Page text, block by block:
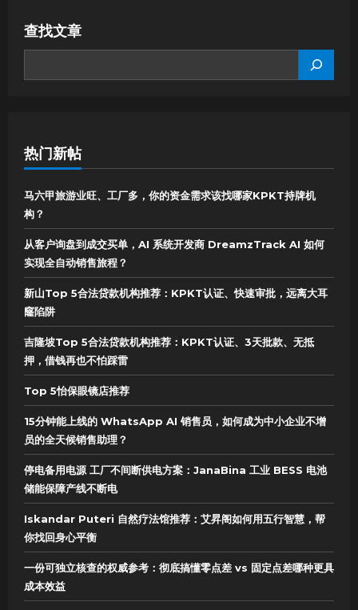
查找文章
热门新帖
马六甲旅游业旺、工厂多，你的资金需求该找哪家KPKT持牌机
构？
从客户询盘到成交买单，AI 系统开发商 DreamzTrack AI 如何
实现全自动销售旅程？
新山Top 5合法贷款机构推荐：KPKT认证、快速审批，远离大耳
窿陷阱
吉隆坡Top 5合法贷款机构推荐：KPKT认证、3天批款、无抵
押，借钱再也不怕踩雷
Top 5怡保眼镜店推荐
15分钟能上线的 WhatsApp AI 销售员，如何成为中小企业不增
员的全天候销售助理？
停电备用电源 工厂不间断供电方案：JanaBina 工业 BESS 电池
储能保障产线不断电
Iskandar Puteri 自然疗法馆推荐：艾昇阁如何用五行智慧，帮
你找回身心平衡
一份可独立核查的权威参考：彻底搞懂零点差 vs 固定点差哪种更具
成本效益